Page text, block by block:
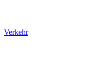
Verkehr